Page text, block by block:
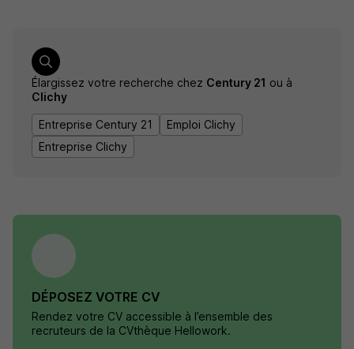
Élargissez votre recherche chez Century 21 ou à
Clichy
Entreprise Century 21
Emploi Clichy
Entreprise Clichy
DÉPOSEZ VOTRE CV
Rendez votre CV accessible à l’ensemble des
recruteurs de la CVthèque Hellowork.